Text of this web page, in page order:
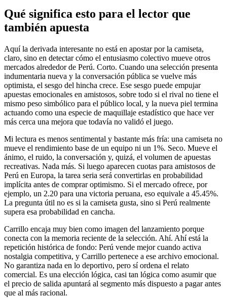
Qué significa esto para el lector que
también apuesta
Aquí la derivada interesante no está en apostar por la camiseta,
claro, sino en detectar cómo el entusiasmo colectivo mueve otros
mercados alrededor de Perú. Corto. Cuando una selección presenta
indumentaria nueva y la conversación pública se vuelve más
optimista, el sesgo del hincha crece. Ese sesgo puede empujar
apuestas emocionales en amistosos, sobre todo si el rival no tiene el
mismo peso simbólico para el público local, y la nueva piel termina
actuando como una especie de maquillaje estadístico que hace ver
más cerca una mejora que todavía no validó el juego.
Mi lectura es menos sentimental y bastante más fría: una camiseta no
mueve el rendimiento base de un equipo ni un 1%. Seco. Mueve el
ánimo, el ruido, la conversación y, quizá, el volumen de apuestas
recreativas. Nada más. Si luego aparecen cuotas para amistosos de
Perú en Europa, la tarea seria será convertirlas en probabilidad
implícita antes de comprar optimismo. Si el mercado ofrece, por
ejemplo, un 2.20 para una victoria peruana, eso equivale a 45.45%.
La pregunta útil no es si la camiseta gusta, sino si Perú realmente
supera esa probabilidad en cancha.
Carrillo encaja muy bien como imagen del lanzamiento porque
conecta con la memoria reciente de la selección. Ahí. Ahí está la
repetición histórica de fondo: Perú vende mejor cuando activa
nostalgia competitiva, y Carrillo pertenece a ese archivo emocional.
No garantiza nada en lo deportivo, pero sí ordena el relato
comercial. Es una elección lógica, casi tan lógica como asumir que
el precio de salida apuntará al segmento más dispuesto a pagar antes
que al más racional.